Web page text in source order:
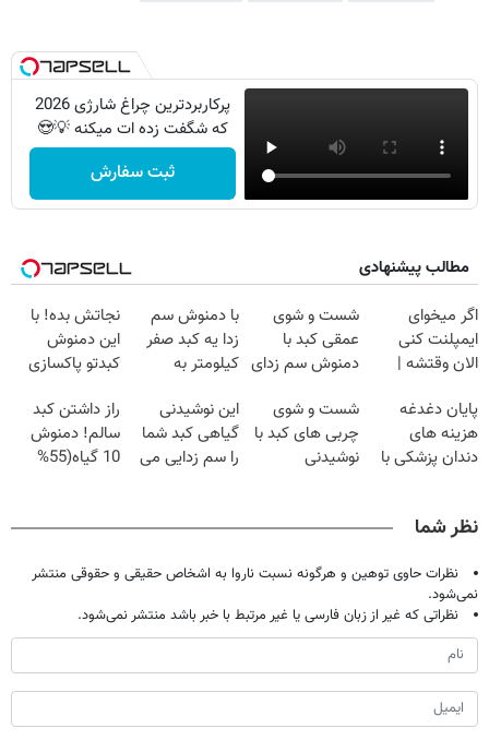
پرکاربردترین چراغ شارژی 2026
که شگفت زده ات میکنه 💡😍
ثبت سفارش
مطالب پیشنهادی
اگر میخوای
ایمپلنت کنی
الان وقتشه |
میلیون تومان!!!
شست و شوی
عمقی کبد با
دمنوش سم زدای
با دمنوش سم
زدا یه کبد صفر
کیلومتر به
نجاتش بده! با
این دمنوش
کبدتو پاکسازی
مرجوعی
پایان دغدغه
هزینه های
دندان پزشکی با
شست و شوی
چربی های کبد با
نوشیدنی
این نوشیدنی
گیاهی کبد شما
را سم زدایی می
راز داشتن کبد
سالم! دمنوش
10 گیاه(55%
نظر شما
نظرات حاوی توهین و هرگونه نسبت ناروا به اشخاص حقیقی و حقوقی منتشر
نمی‌شود.
نظراتی که غیر از زبان فارسی یا غیر مرتبط با خبر باشد منتشر نمی‌شود.